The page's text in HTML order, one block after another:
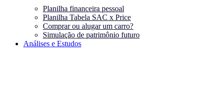
Planilha financeira pessoal
Planilha Tabela SAC x Price
Comprar ou alugar um carro?
Simulação de patrimônio futuro
Análises e Estudos